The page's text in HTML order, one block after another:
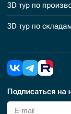
3D тур по
3D тур по
Подписаться на